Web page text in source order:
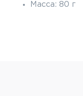
Масса: 80 г